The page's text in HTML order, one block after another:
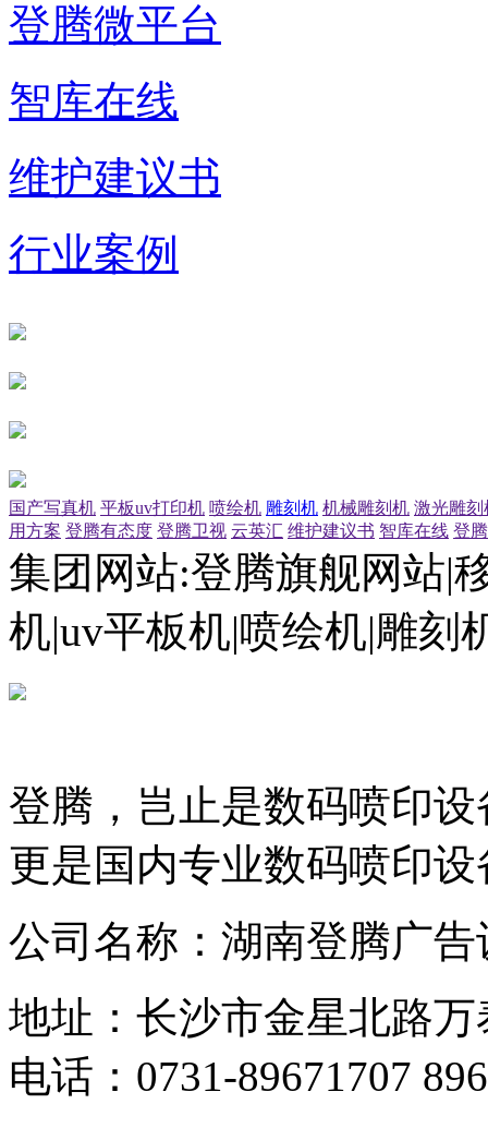
登腾微平台
智库在线
维护建议书
行业案例
国产写真机 平板uv打印机 喷绘机 雕刻机 机械雕刻机 激光雕刻
用方案 登腾有态度 登腾卫视 云英汇 维护建议书 智库在线 登
集团网站:登腾旗舰网站|
机|uv平板机|喷绘机|雕刻
登腾，岂止是数码喷印
更是国内专业数码喷印
公司名称：湖南登腾广
地址：长沙市金星北路万
电话：0731-89671707